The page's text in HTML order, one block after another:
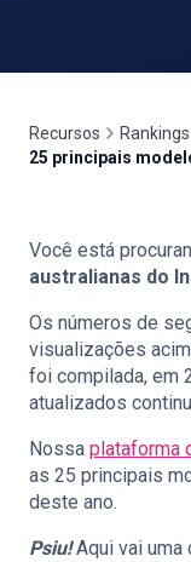
Recursos
25 principais
Você está
australianas do
Os números de
visualizações
foi compilada, em
atualizados
Nossa plataforma
as 25 principais
deste ano.
Psiu!Aqui vai uma